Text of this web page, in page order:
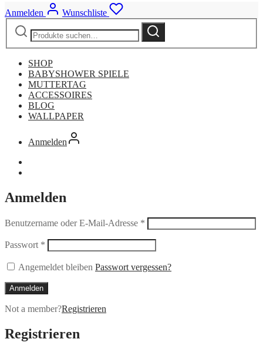
Anmelden
Wunschliste
Suche
nach:
Suche
SHOP
BABYSHOWER SPIELE
MUTTERTAG
ACCESSOIRES
BLOG
WALLPAPER
Anmelden
Anmelden
Benutzername oder E-Mail-Adresse *
Passwort *
Angemeldet bleiben Passwort vergessen?
Anmelden
Not a member?Registrieren
Registrieren